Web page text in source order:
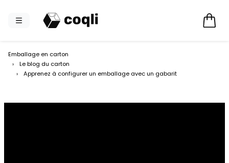
Emballage en carton
›
Le blog du carton
›
Apprenez à configurer un emballage avec un gabarit